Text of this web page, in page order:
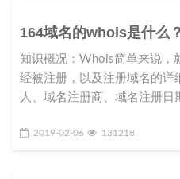
164域名的whois是什么？
知识概况：Whois简单来说，
经被注册，以及注册域名的详
人、域名注册商、域名注册日
2019-02-06 131218